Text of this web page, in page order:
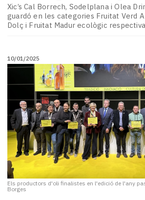
Xic’s Cal Borrech, Sodelplana i Olea
guardó en les categories Fruitat Verd
Dolç i Fruitat Madur ecològic
10/01/2025
Els productors d'oli finalistes en l'edició de l'any
Borges